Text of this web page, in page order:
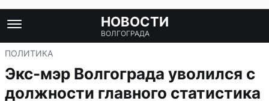
НОВОСТИ
ВОЛГОГРАДА
ПОЛИТИКА
Экс-мэр Волгограда уволился с
должности главного статистика